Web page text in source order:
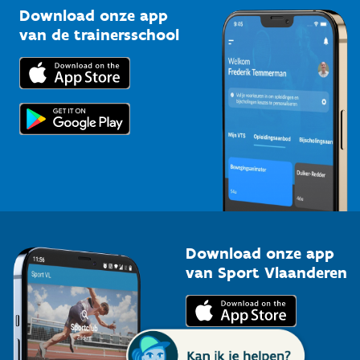
Bedrijven
Trainers en begeleiders
Topsporters
Kennisplatform
Downloads
Voor de pers
Download onze app
van de trainersschool
Download onze app
van Sport Vlaanderen